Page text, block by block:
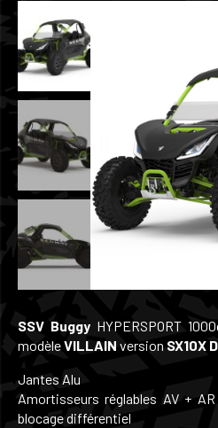
SSV Buggy HYPERSPORT
modèleVILLAIN version SX10X
Jantes Alu
Amortisseurs réglables AV +
blocage différentiel